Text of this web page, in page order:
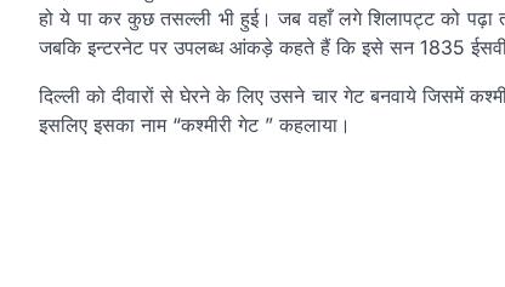
हो ये पा कर कुछ तसल्ली भी हुई। जब वहाँ लगे शिलापट्ट को
जबकि इन्टरनेट पर उपलब्ध आंकड़े कहते हैं कि इसे सन 1835 ईसवी में
दिल्ली को दीवारों से घेरने के लिए उसने चार गेट बनवाये जिसमें
इसलिए इसका नाम “कश्मीरी गेट ” कहलाया।